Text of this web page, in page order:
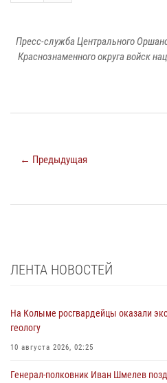
Пресс-служба Центрального
Краснознаменного округа войск
← Предыдущая
ЛЕНТА НОВОСТЕЙ
На Колыме росгвардейцы оказали
геологу
10 августа 2026, 02:25
Генерал-полковник Иван Шмелев